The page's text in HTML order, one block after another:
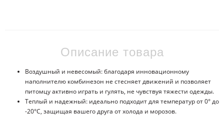
Описание товара
Воздушный и невесомый: благодаря инновационному
наполнителю комбинезон не стесняет движений и позволяет
питомцу активно играть и гулять, не чувствуя тяжести одежды.
Теплый и надежный: идеально подходит для температур от 0° до
-20°С, защищая вашего друга от холода и морозов.